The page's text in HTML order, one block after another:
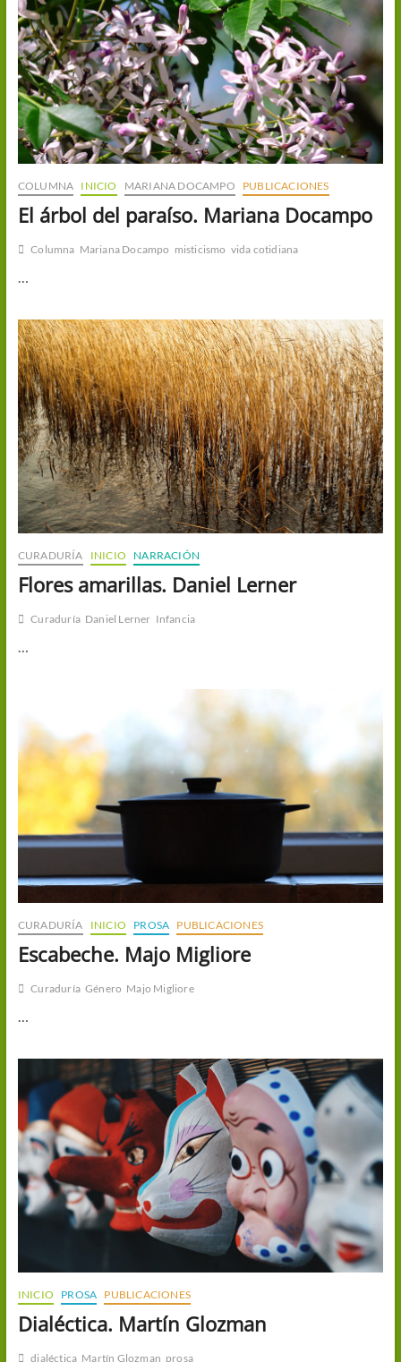
COLUMNA INICIO MARIANA DOCAMPO PUBLICACIONES
El árbol del paraíso. Mariana Docampo
Columna Mariana Docampo misticismo vida cotidiana
CURADURÍA INICIO NARRACIÓN
Flores amarillas. Daniel Lerner
Curaduría Daniel Lerner Infancia
…
CURADURÍA INICIO PROSA PUBLICACIONES
Escabeche. Majo Migliore
Curaduría Género Majo Migliore
…
INICIO PROSA PUBLICACIONES
Dialéctica. Martín Glozman
dialéctica Martín Glozman prosa